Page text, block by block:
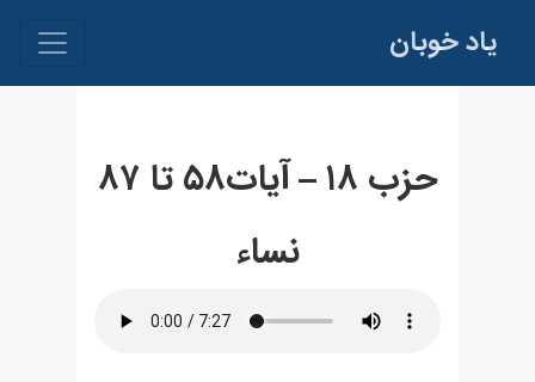
یاد خوبان
حزب ۱۸ – آيات۵۸ تا ۸۷
نساء